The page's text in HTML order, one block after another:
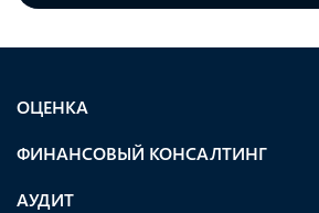
ОЦЕНКА
ФИНАНСОВЫЙ КОНСАЛТИНГ
АУДИТ